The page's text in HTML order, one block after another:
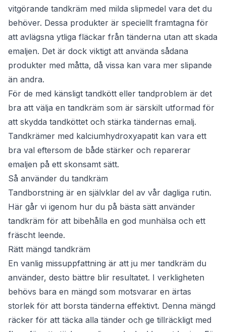
vitgörande tandkräm med milda slipmedel vara det du
behöver. Dessa produkter är speciellt framtagna för
att avlägsna ytliga fläckar från tänderna utan att skada
emaljen. Det är dock viktigt att använda sådana
produkter med måtta, då vissa kan vara mer slipande
än andra.
För de med känsligt tandkött eller tandproblem är det
bra att välja en tandkräm som är särskilt utformad för
att skydda tandköttet och stärka tändernas emalj.
Tandkrämer med kalciumhydroxyapatit kan vara ett
bra val eftersom de både stärker och reparerar
emaljen på ett skonsamt sätt.
Så använder du tandkräm
Tandborstning är en självklar del av vår dagliga rutin.
Här går vi igenom hur du på bästa sätt använder
tandkräm för att bibehålla en god munhälsa och ett
fräscht leende.
Rätt mängd tandkräm
En vanlig missuppfattning är att ju mer tandkräm du
använder, desto bättre blir resultatet. I verkligheten
behövs bara en mängd som motsvarar en ärtas
storlek för att borsta tänderna effektivt. Denna mängd
räcker för att täcka alla tänder och ge tillräckligt med